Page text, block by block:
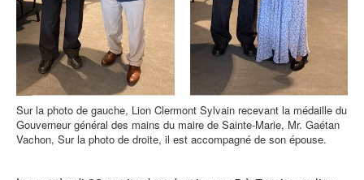
Sur la photo de gauche, Lion Clermont Sylvain recevant la médaille du
Gouverneur général des mains du maire de Sainte-Marie, Mr. Gaétan
Vachon, Sur la photo de droite, il est accompagné de son épouse.